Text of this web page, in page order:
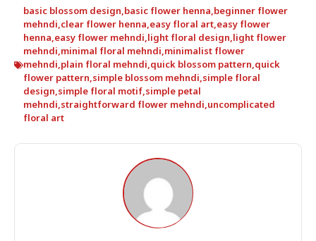
basic blossom design,basic flower henna,beginner flower
mehndi,clear flower henna,easy floral art,easy flower
henna,easy flower mehndi,light floral design,light flower
mehndi,minimal floral mehndi,minimalist flower
mehndi,plain floral mehndi,quick blossom pattern,quick
flower pattern,simple blossom mehndi,simple floral
design,simple floral motif,simple petal
mehndi,straightforward flower mehndi,uncomplicated
floral art